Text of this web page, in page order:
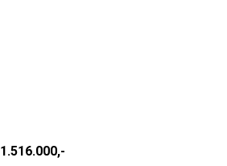
1.516.000,-